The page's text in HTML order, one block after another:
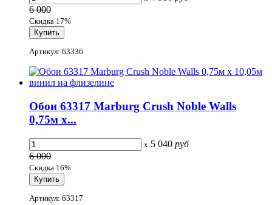
6 000
Скидка 17%
Артикул: 63336
Обои 63317 Marburg Crush Noble Walls
0,75м x...
x 5 040 руб
6 000
Скидка 16%
Артикул: 63317